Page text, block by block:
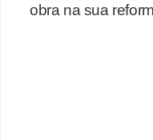
obra na sua